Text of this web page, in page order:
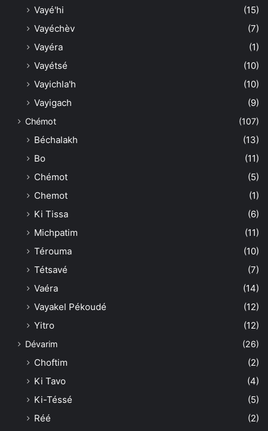
Vayé'hi
(15)
Vayéchèv
(7)
Vayéra
(1)
Vayétsé
(10)
Vayichla'h
(10)
Vayigach
(9)
Chémot (107)
Béchalakh
(13)
Bo
(11)
Chémot
(5)
Chemot
(1)
Ki Tissa
(6)
Michpatim
(11)
Térouma
(10)
Tétsavé
(7)
Vaéra
(14)
Vayakel Pékoudé
(12)
Yitro
(12)
Dévarim (26)
Choftim
(2)
Ki Tavo
(4)
Ki-Téssé
(5)
Réé
(2)